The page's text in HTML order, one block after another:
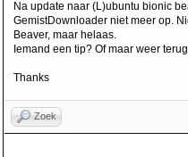
Na update naar (L)ubuntu bionic
GemistDownloader niet meer op.
Beaver, maar helaas.
Iemand een tip? Of maar weer
Thanks
Zoek